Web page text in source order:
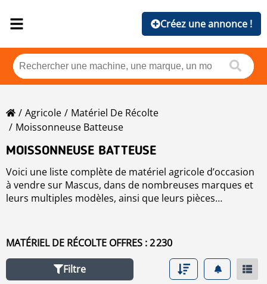
Créez une annonce !
Agricole
Matériel De Récolte
Moissonneuse Batteuse
MOISSONNEUSE BATTEUSE
Voici une liste complète de matériel agricole d’occasion
à vendre sur Mascus, dans de nombreuses marques et
leurs multiples modèles, ainsi que leurs pièces
d’occasion de ce constructeur, ou veuillez utiliser les
filtres sur la gauche de cette page afin de trier les
annonces de machines agricoles d’occasion par prix, par
pays, par année, etc.
MATÉRIEL DE RÉCOLTE OFFRES : 2 230
Filtre